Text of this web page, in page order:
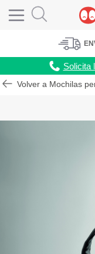
Solicita
Volver a Mochilas